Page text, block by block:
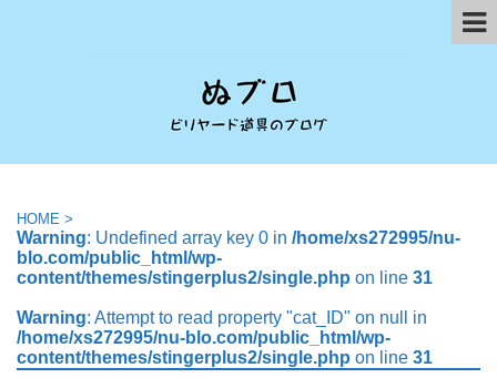
HOME >
Warning: Undefined array key 0 in /home/xs272995/nu-
blo.com/public_html/wp-
content/themes/stingerplus2/single.php on line 31
Warning: Attempt to read property "cat_ID" on null in
/home/xs272995/nu-blo.com/public_html/wp-
content/themes/stingerplus2/single.php on line 31